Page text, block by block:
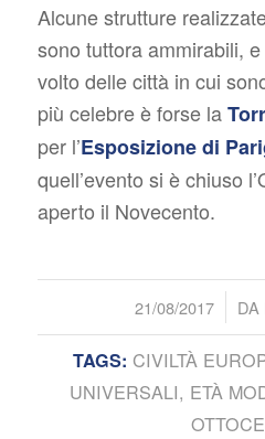
Alcune strutture
sono tuttora ammirabili,
volto delle città in cui
più celebre è forse la
per l’Esposizione di
quell’evento si è chiuso
aperto il Novecento.
21/08/2017
/ DA
TAGS: CIVILTÀ
UNIVERSALI, ETÀ